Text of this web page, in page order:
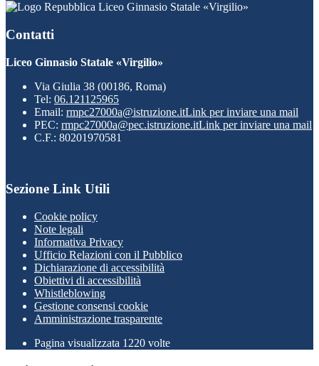
Liceo Ginnasio Statale «Virgilio»
Contatti
Liceo Ginnasio Statale «Virgilio»
Via Giulia 38 (00186, Roma)
Tel: 06.121125965
Email: rmpc27000a@istruzione.itLink per inviare una mail
PEC: rmpc27000a@pec.istruzione.itLink per inviare una mail
C.F.: 80201970581
Sezione Link Utili
Cookie policy
Note legali
Informativa Privacy
Ufficio Relazioni con il Pubblico
Dichiarazione di accessibilità
Obiettivi di accessibilità
Whistleblowing
Gestione consensi cookie
Amministrazione trasparente
Pagina visualizzata 1220 volte